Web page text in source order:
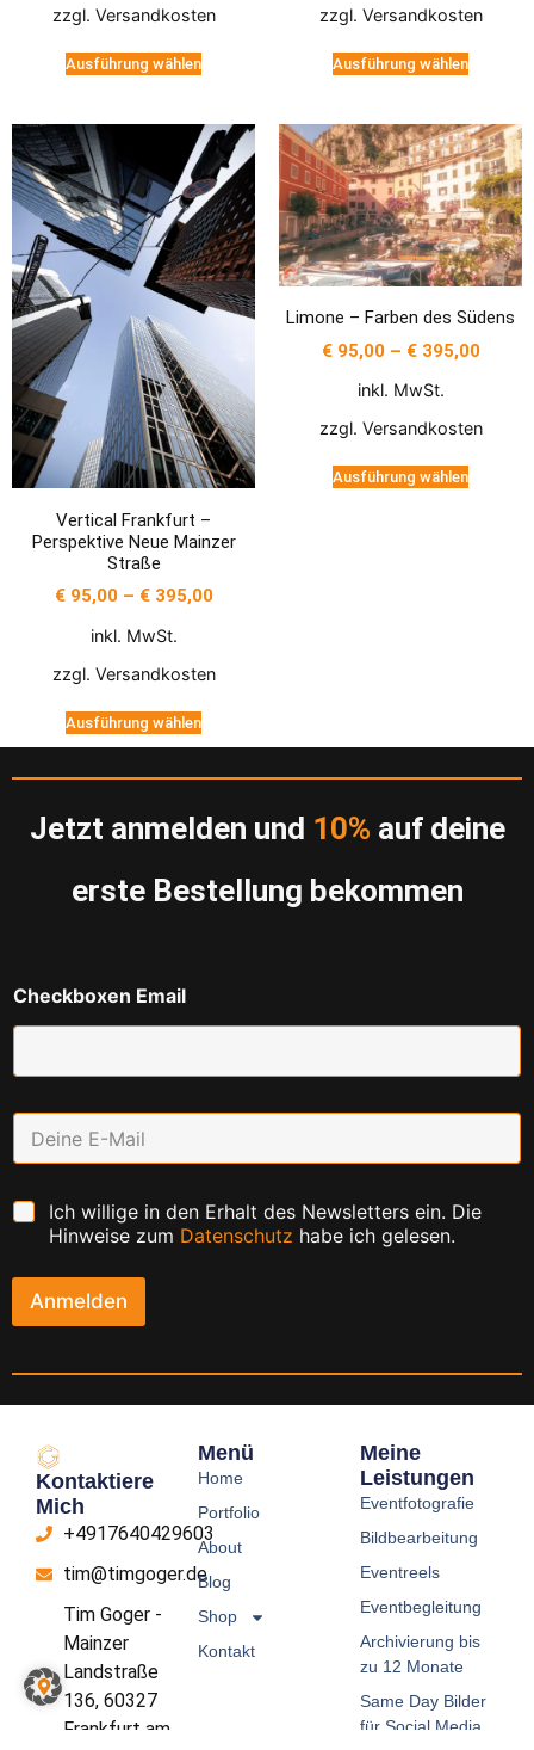
zzgl. Versandkosten
Ausführung wählen
zzgl. Versandkosten
Ausführung wählen
Vertical Frankfurt –
Perspektive Neue Mainzer
Straße
€95,00– €395,00
inkl. MwSt.
zzgl. Versandkosten
Ausführung wählen
Limone – Farben des Südens
€95,00– €395,00
inkl. MwSt.
zzgl. Versandkosten
Ausführung wählen
Jetzt anmelden und 10% auf deine
erste Bestellung bekommen
Checkboxen Email
E
a
lC
c
b
x
Ich willige in den Erhalt des Newsletters ein. Die
Hinweise zum Datenschutz habe ich gelesen.
Anmelden
Kontaktiere
Mich
+4917640429603
tim@timgoger.de
Tim Goger -
Mainzer
Landstraße
136, 60327
Frankfurt am
Menü
Home
Portfolio
About
Blog
Shop
Kontakt
Meine
Leistungen
Eventfotografie
Bildbearbeitung
Eventreels
Eventbegleitung
Archivierung bis
zu 12 Monate
Same Day Bilder
für Social Media